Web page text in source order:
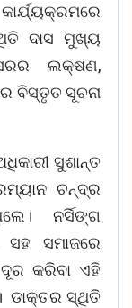
ଦାସ ମୁଖ୍ୟ
ଲକ୍ଷଣ,
ବିସ୍ତୃତ ସୂଚନା
ସୁଶାନ୍ତ
ଚନ୍ଦ୍ର
ନର୍ସିଙ୍ଗ
ସହ ସମାଜରେ
ଦୂର କରିବା ଏହି
ଡାକ୍ତର ସ୍ଥିତି